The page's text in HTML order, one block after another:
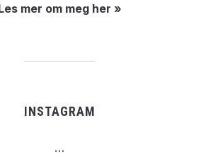
mer om meg her »
INSTAGRAM
…